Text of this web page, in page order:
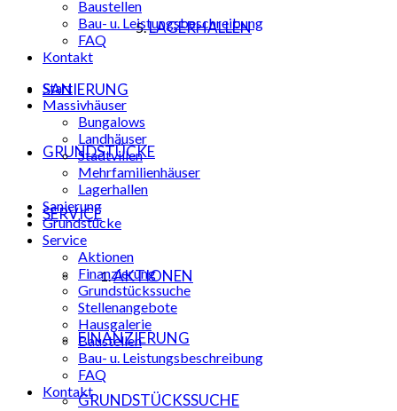
LAGERHALLEN
SANIERUNG
GRUNDSTÜCKE
SERVICE
AKTIONEN
FINANZIERUNG
GRUNDSTÜCKSSUCHE
Baustellen
Bau- u. Leistungsbeschreibung
FAQ
Kontakt
Start
Massivhäuser
Bungalows
Landhäuser
Stadtvillen
Mehrfamilienhäuser
Lagerhallen
Sanierung
Grundstücke
Service
Aktionen
Finanzierung
Grundstückssuche
Stellenangebote
Hausgalerie
Baustellen
Bau- u. Leistungsbeschreibung
FAQ
Kontakt